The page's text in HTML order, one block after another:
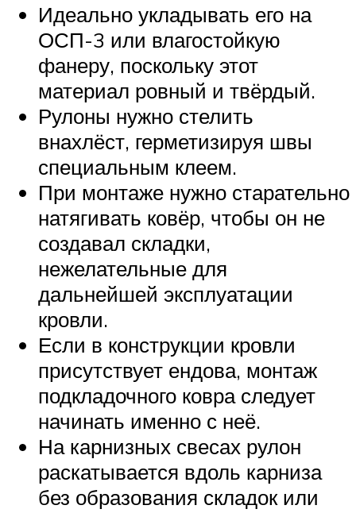
Идеально укладывать его на
ОСП-3 или влагостойкую
фанеру, поскольку этот
материал ровный и твёрдый.
Рулоны нужно стелить
внахлёст, герметизируя швы
специальным клеем.
При монтаже нужно старательно
натягивать ковёр, чтобы он не
создавал складки,
нежелательные для
дальнейшей эксплуатации
кровли.
Если в конструкции кровли
присутствует ендова, монтаж
подкладочного ковра следует
начинать именно с неё.
На карнизных свесах рулон
раскатывается вдоль карниза
без образования складок или